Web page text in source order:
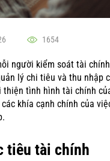
1654
người kiểm soát tài
lý chi tiêu và thu nhập
tình hình tài chính
khía cạnh chính của
tiêu tài chính